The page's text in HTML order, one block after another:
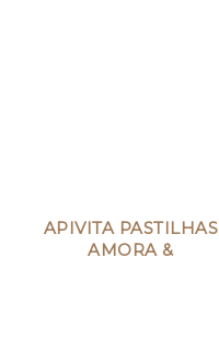
APIVITA PASTILHAS
AMORA &